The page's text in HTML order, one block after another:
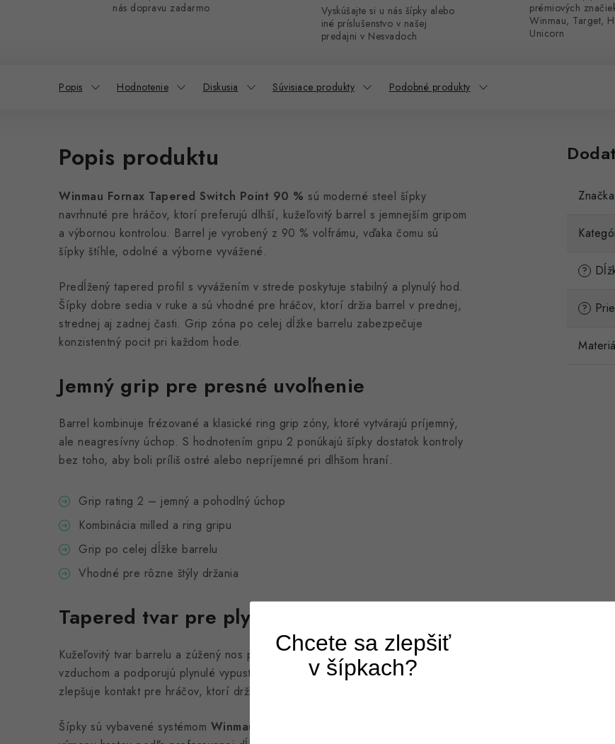
nás dopravu zadarmo
Vyskúšajte si u nás šípky alebo
iné príslušenstvo v našej
predajni v Nesvadoch
prémiových
Winmau, Target,
Unicorn
Popis Hodnotenie Diskusia Súvisiace produkty Podobné produkty
Popis produktu
Winmau Fornax Tapered Switch Point 90 % sú moderné steel šípky
navrhnuté pre hráčov, ktorí preferujú dlhší, kužeľovitý barrel s jemnejším gripom
a výbornou kontrolou. Barrel je vyrobený z 90 % volfrámu, vďaka čomu sú
šípky štíhle, odolné a výborne vyvážené.
Predĺžený tapered profil s vyvážením v strede poskytuje stabilný a plynulý hod.
Šípky dobre sedia v ruke a sú vhodné pre hráčov, ktorí držia barrel v prednej,
strednej aj zadnej časti. Grip zóna po celej dĺžke barrelu zabezpečuje
konzistentný pocit pri každom hode.
Jemný grip pre presné uvoľnenie
Barrel kombinuje frézované a klasické ring grip zóny, ktoré vytvárajú príjemný,
ale neagresívny úchop. S hodnotením gripu 2 ponúkajú šípky dostatok kontroly
bez toho, aby boli príliš ostré alebo nepríjemné pri dlhšom hraní.
Grip rating 2 – jemný a pohodlný úchop
Kombinácia milled a ring gripu
Grip po celej dĺžke barrelu
Vhodné pre rôzne štýly držania
Tapered tvar pre plynulý let
Kužeľovitý tvar barrelu a zúžený nos pomáhajú šípke lepšie prechádzať
vzduchom a podporujú plynulé vypustenie z ruky. Frézovaný grip na nose
zlepšuje kontakt pre hráčov, ktorí držia šípku viac vpredu.
Šípky sú vybavené systémom Winmau Switch Point
Značka
?
?
Chcete sa zlepšiť
v šípkach?